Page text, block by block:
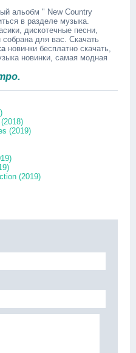
альобм " New Country
в разделе музыка.
дискотечные песни,
для вас. Скачать
новинки бесплатно скачать,
новинки, самая модная
(2019)
(2019)